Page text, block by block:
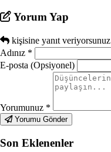
Yorum Yap
kişisine yanıt veriyorsunuz
Adınız *
E-posta (Opsiyonel)
Yorumunuz *
Yorumu Gönder
Son Eklenenler